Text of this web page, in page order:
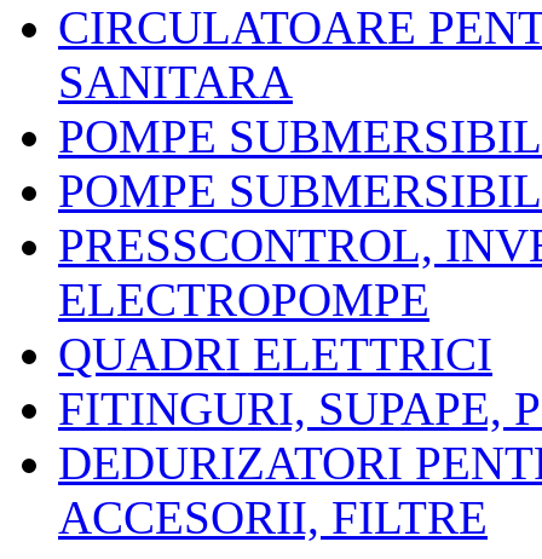
CIRCULATOARE
SANITARA
POMPE
POMPE
PRESSCONTROL,
ELECTROPOMPE
QUADRI ELETTRICI
FITINGURI, SUPAPE,
DEDURIZATORI
ACCESORII, FILTRE